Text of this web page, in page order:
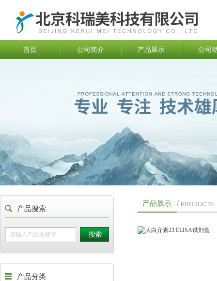
首页 公司简介 产品展示 公司
产品展示 / PRODUCTS
产品搜索
产品分类